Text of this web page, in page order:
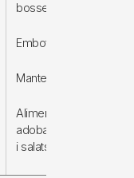
bosses...
Embotits en general.
Mantega i margarina
Aliments en salaó,
adobats, assecats
i salats.